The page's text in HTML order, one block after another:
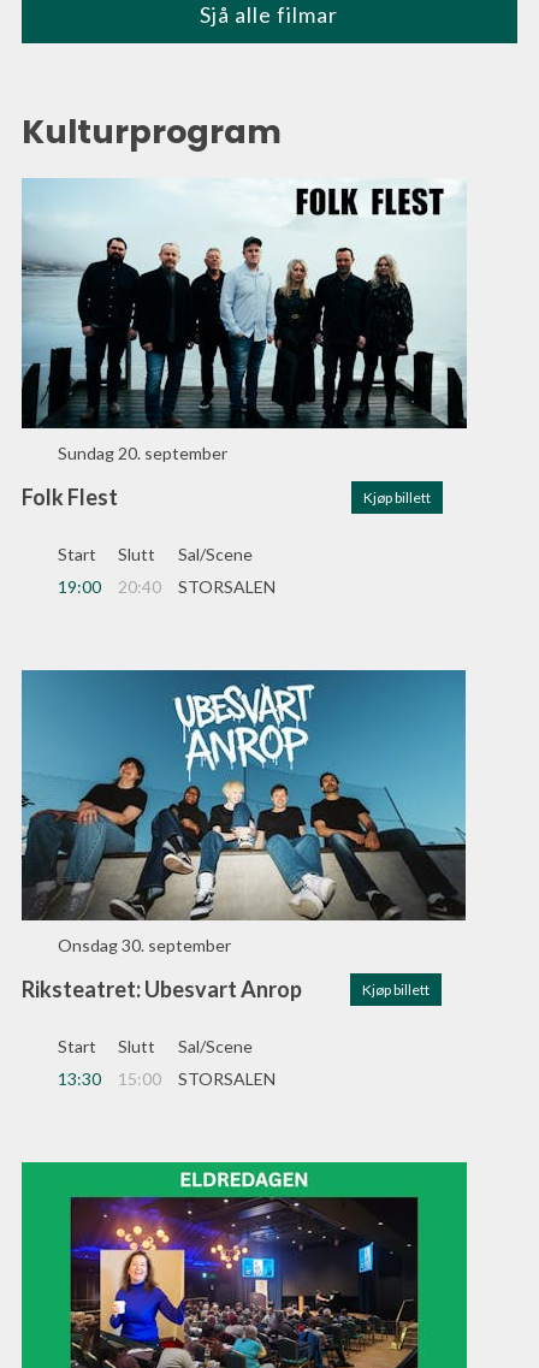
Sjå alle filmar
Kulturprogram
Sundag 20. september
Folk Flest Kjøp billett
Start
19:00
Slutt
20:40
Sal/Scene
STORSALEN
Onsdag30. september
Riksteatret: Ubesvart Anrop Kjøp billett
Start
13:30
Slutt
15:00
Sal/Scene
STORSALEN